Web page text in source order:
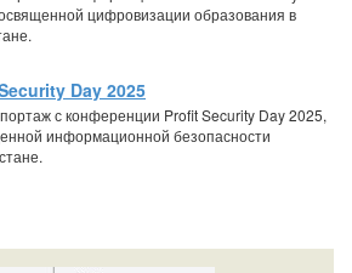
цифровизации образования в
Day 2025
с конференции Profit Security Day 2025,
информационной безопасности